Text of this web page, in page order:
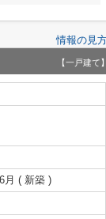
情報の見
【一戸建て】
月 ( 新築 )